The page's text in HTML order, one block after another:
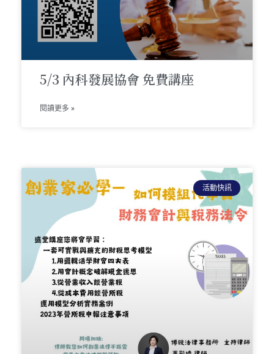
5/3 內科發展協會 免費講座
閱讀更多 »
活動快訊